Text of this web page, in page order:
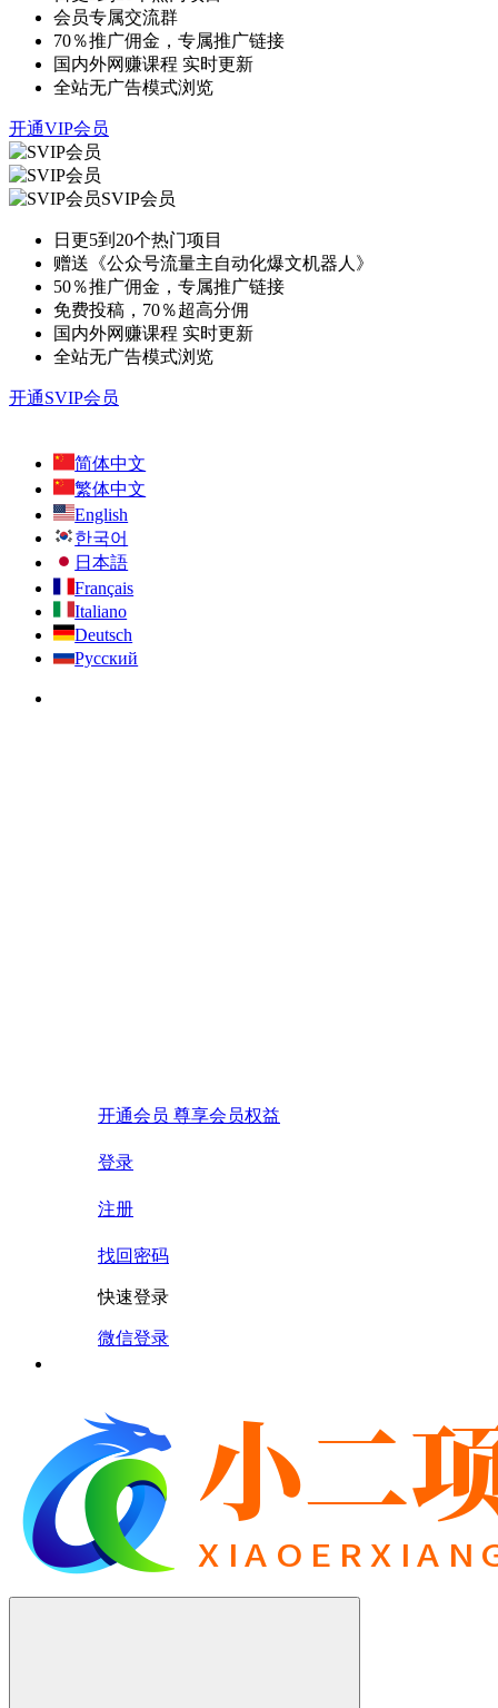
会员专属交流群
70％推广佣金，专属推广链接
国内外网赚课程 实时更新
全站无广告模式浏览
开通VIP会员
SVIP会员
日更5到20个热门项目
赠送《公众号流量主自动化爆文机器人》
50％推广佣金，专属推广链接
免费投稿，70％超高分佣
国内外网赚课程 实时更新
全站无广告模式浏览
开通SVIP会员
简体中文
繁体中文
English
한국어
日本語
Français
Italiano
Deutsch
Русский
开通会员 尊享会员权益
登录
注册
找回密码
快速登录
微信登录